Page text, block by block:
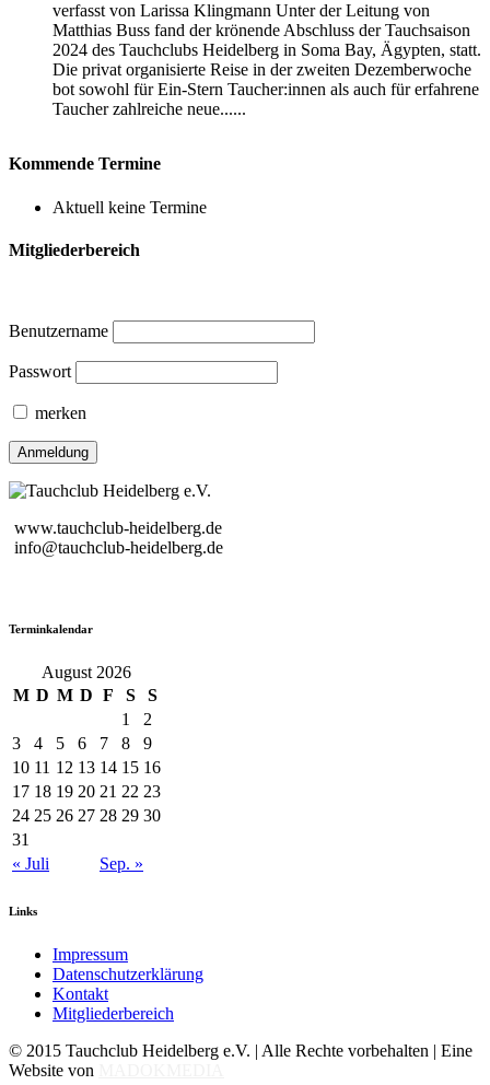
verfasst von Larissa Klingmann Unter der Leitung von
Matthias Buss fand der krönende Abschluss der Tauchsaison
2024 des Tauchclubs Heidelberg in Soma Bay, Ägypten, statt.
Die privat organisierte Reise in der zweiten Dezemberwoche
bot sowohl für Ein-Stern Taucher:innen als auch für erfahrene
Taucher zahlreiche neue......
Kommende Termine
Aktuell keine Termine
Mitgliederbereich
Benutzername
Passwort
merken
www.tauchclub-heidelberg.de
info@tauchclub-heidelberg.de
Terminkalendar
August 2026
M D M D F S
S
1
2
3
4 5 6 7 8
9
10 11 12 13 14 15 16
17 18 19 20 21 22 23
24 25 26 27 28 29 30
31
« Juli
Sep. »
Links
Impressum
Datenschutzerklärung
Kontakt
Mitgliederbereich
© 2015 Tauchclub Heidelberg e.V. | Alle Rechte vorbehalten | Eine
Website von